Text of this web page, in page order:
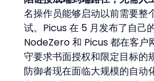
名操作员能够启动以前需要整
试。Picus 在 5 月发布了自己
NodeZero 和 Picus 都在客户
守要求书面授权和限定目标的
防御者现在面临大规模的自动